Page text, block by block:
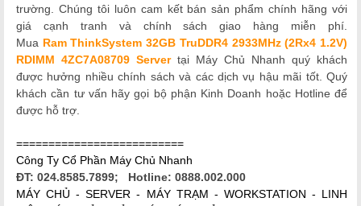
trường. Chúng tôi luôn cam kết bán sản phẩm chính hãng với
giá cạnh tranh và chính sách giao hàng miễn phí.
Mua Ram ThinkSystem 32GB TruDDR4 2933MHz (2Rx4 1.2V)
RDIMM 4ZC7A08709 Server tại Máy Chủ Nhanh quý khách
được hưởng nhiều chính sách và các dịch vụ hậu mãi tốt. Quý
khách cần tư vấn hãy gọi bộ phận Kinh Doanh hoặc Hotline để
được hỗ trợ.
==========================
Công Ty Cổ Phần Máy Chủ Nhanh
ĐT: 024.8585.7899; Hotline: 0888.002.000
MÁY CHỦ - SERVER - MÁY TRẠM - WORKSTATION - LINH